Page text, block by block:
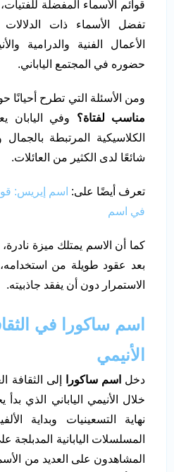
قوائم الأسماء المفضلة
تفضل الأسماء ذات
الأعمال الفنية والدرامية
حضوره في المجتمع الياباني.
ومن الأسئلة التي تطرح أحيانًا
مناسب لفتاة؟ وفي اليابان
الكلاسيكية المرتبطة
شائعًا لدى الكثير من العائلات.
تعرف أيضًا على: اسم إيريس:
في اسم
كما أن الاسم يمتلك ميزة
بعد عقود طويلة من
الاستمرار دون أن يفقد جاذبيته.
اسم ساكورا في
الأنيمي
دخل اسم ساكورا
إلى الثقافة
خلال الأنيمي الياباني الذي
نهاية التسعينيات وبداية
المسلسلات اليابانية المدبلجة
المشاهدون على العديد من